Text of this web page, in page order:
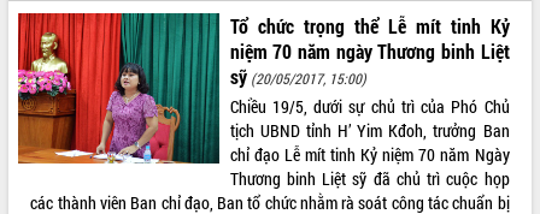
Kỳ họp thứ Hai, Hội đồng nhân dân
tỉnh khóa XI quyết nghị nhiều nội dung
quan trọng
Bí thư Tỉnh ủy Lương Nguyễn Minh
Triết thăm, tặng quà người có công với
cách mạng
Rà soát, hoàn thiện hệ thống thiết chế
văn hóa, thể thao đáp ứng yêu cầu
LIÊN KẾT WEB
Tổ chức trọng thể Lễ mít tinh Kỷ
niệm 70 năm ngày Thương binh Liệt
sỹ (20/05/2017, 15:00)
Chiều 19/5, dưới sự chủ trì của Phó Chủ
tịch UBND tỉnh H’ Yim Kđoh, trưởng Ban
chỉ đạo Lễ mít tinh Kỷ niệm 70 năm Ngày
Thương binh Liệt sỹ đã chủ trì cuộc họp
các thành viên Ban chỉ đạo, Ban tổ chức nhằm rà soát công tác chuẩn bị